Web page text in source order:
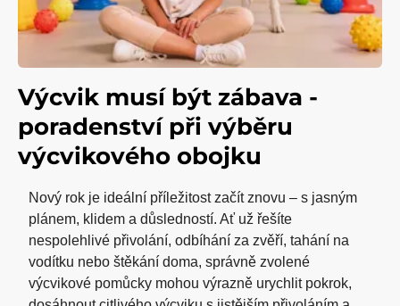
Výcvik musí být zábava -
poradenství při výběru
výcvikového obojku
Nový rok je ideální příležitost začít znovu – s jasným
plánem, klidem a důsledností. Ať už řešíte
nespolehlivé přivolání, odbíhání za zvěří, tahání na
vodítku nebo štěkání doma, správně zvolené
výcvikové pomůcky mohou výrazně urychlit pokrok,